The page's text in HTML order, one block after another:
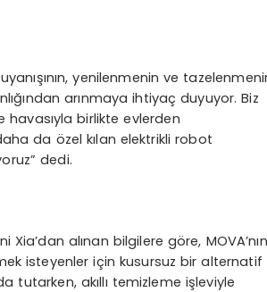
yenilenmenin ve
arınmaya ihtiyaç duyuyor. Biz
havasıyla birlikte evlerden
da özel kılan elektrikli robot
dedi.
alınan bilgilere göre, MOVA’nın
isteyenler için kusursuz bir alternatif
tutarken, akıllı temizleme işleviyle